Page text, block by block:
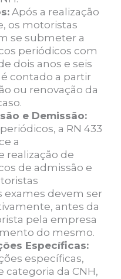
Após a realização
os motoristas
se submeter a
periódicos com
dois anos e seis
é contado a partir
ou renovação da
e Demissão:
a RN 433
a
realização de
de admissão e
exames devem ser
antes da
pela empresa
do mesmo.
Específicas:
específicas,
da CNH,